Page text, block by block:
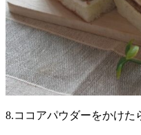
8.ココアパウダーをかけた